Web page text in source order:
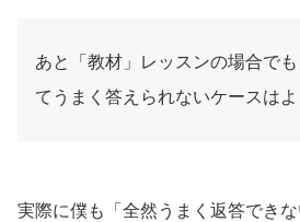
あと「教材」レッスンの場合で
てうまく答えられないケースはよ
実際に僕も「全然うまく返答でき